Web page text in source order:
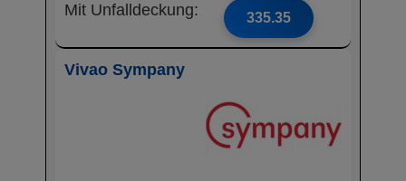
Mit Unfalldeckung: 335.35
Vivao Sympany